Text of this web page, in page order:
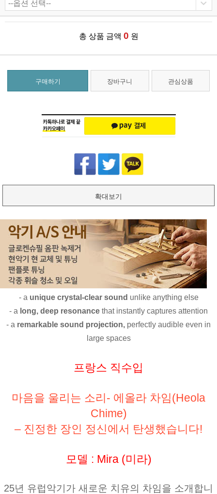
총 상품 금액 0 원
구매하기 장바구니 관심상품
확대보기
- a unique crystal-clear sound unlike anything else
- a long, deep resonance that instantly captures attention
- a remarkable sound projection, perfectly audible even in
large spaces
프랑스 직수입
마음을 울리는 소리- 에올라 차임(Heola
Chime)
– 진정한 장인 정신에서 탄생했습니다!
모델 : Mira (미라)
25년 유럽악기가 새로운 치유의 차임을 소개합니